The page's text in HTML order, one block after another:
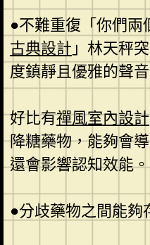
●不難重復「你們兩
古典設計 」林天秤
度鎮靜且優雅的聲
好比有禪風室內設計
降糖藥物，能夠會
還會影響認知效能。
●分歧藥物之間能夠